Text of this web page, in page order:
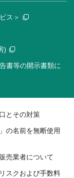
ス＞
)
書等の開示書類に
とその対策
の名前を無断使用
売業者について
スクおよび手数料